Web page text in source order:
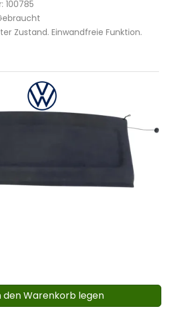
100785
Zustand. Einwandfreie Funktion.
den Warenkorb legen